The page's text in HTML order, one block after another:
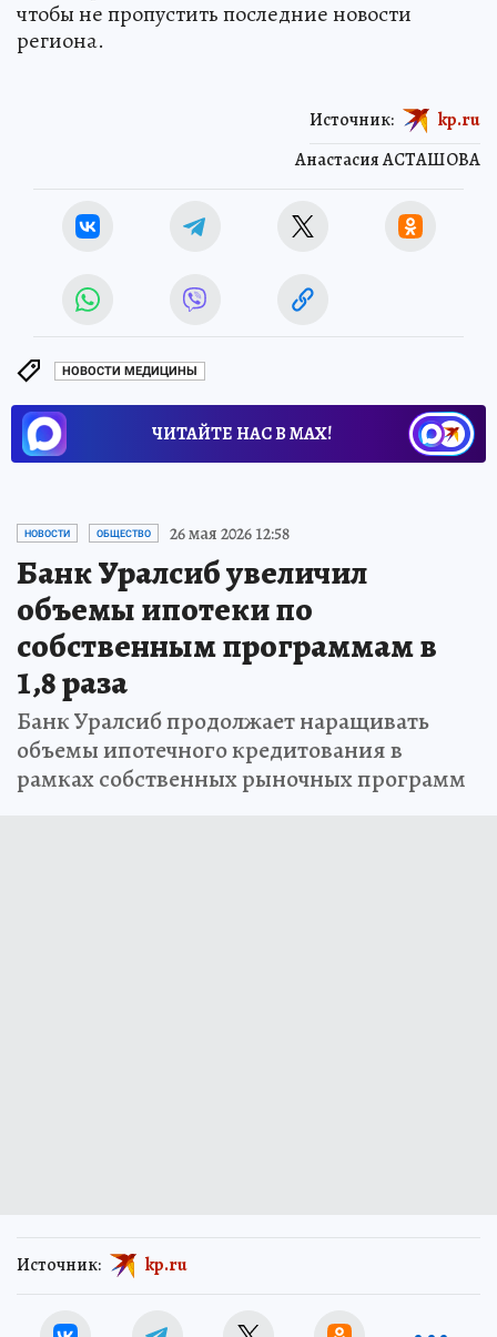
чтобы не пропустить последние новости
региона.
Анастасия АСТАШОВА
Источник: kp.ru
НОВОСТИ МЕДИЦИНЫ
ЧИТАЙТЕ НАС В МАХ!
НОВОСТИ ОБЩЕСТВО 26 мая 2026 12:58
Банк Уралсиб увеличил
объемы ипотеки по
собственным программам в
1,8 раза
Банк Уралсиб продолжает наращивать
объемы ипотечного кредитования в
рамках собственных рыночных программ
Источник: kp.ru